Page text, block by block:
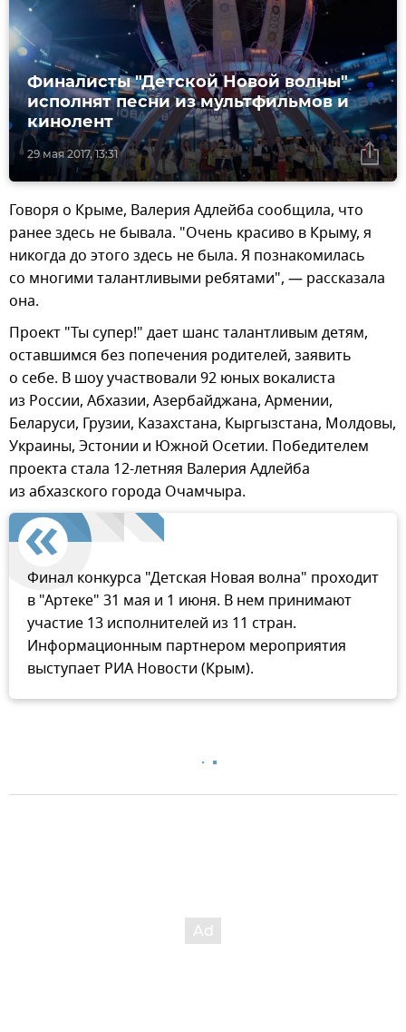
29 мая 2017, 13:31
Финалисты "Детской Новой волны"
исполнят песни из мультфильмов и
кинолент
Говоря о Крыме, Валерия Адлейба сообщила, что
ранее здесь не бывала. "Очень красиво в Крыму, я
никогда до этого здесь не была. Я познакомилась
со многими талантливыми ребятами", — рассказала
она.
Проект "Ты супер!" дает шанс талантливым детям,
оставшимся без попечения родителей, заявить
о себе. В шоу участвовали 92 юных вокалиста
из России, Абхазии, Азербайджана, Армении,
Беларуси, Грузии, Казахстана, Кыргызстана, Молдовы,
Украины, Эстонии и Южной Осетии. Победителем
проекта стала 12-летняя Валерия Адлейба
из абхазского города Очамчыра.
Финал конкурса "Детская Новая волна" проходит
в "Артеке" 31 мая и 1 июня. В нем принимают
участие 13 исполнителей из 11 стран.
Информационным партнером мероприятия
выступает РИА Новости (Крым).